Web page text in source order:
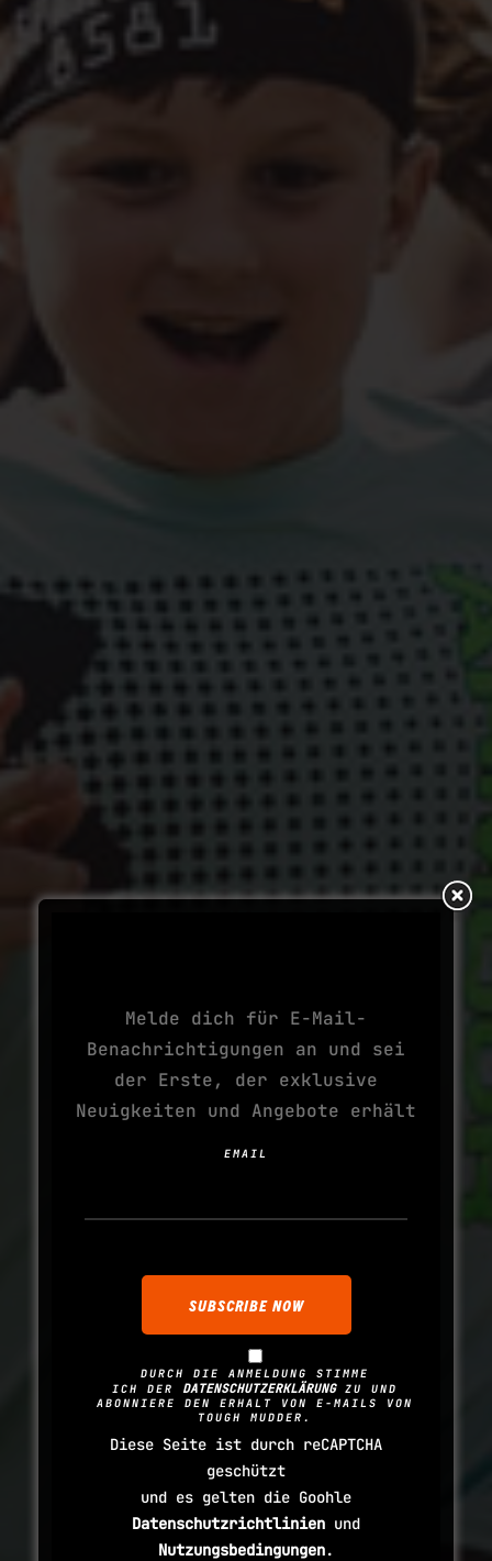
Melde dich für E-Mail-
Benachrichtigungen an und sei
der Erste, der exklusive
Neuigkeiten und Angebote erhält
EMAIL
DURCH DIE ANMELDUNG STIMME
ICH DER DATENSCHUTZERKLÄRUNGZU UND
ABONNIERE DEN ERHALT VON E-MAILS VON
TOUGH MUDDER.
Diese Seite ist durch reCAPTCHA
geschützt
und es gelten die Goohle
Datenschutzrichtlinien und
Nutzungsbedingungen.